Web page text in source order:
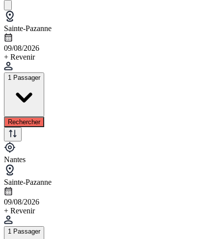
Sainte-Pazanne
09/08/2026
+ Revenir
1 Passager
Rechercher
Nantes
Sainte-Pazanne
09/08/2026
+ Revenir
1 Passager